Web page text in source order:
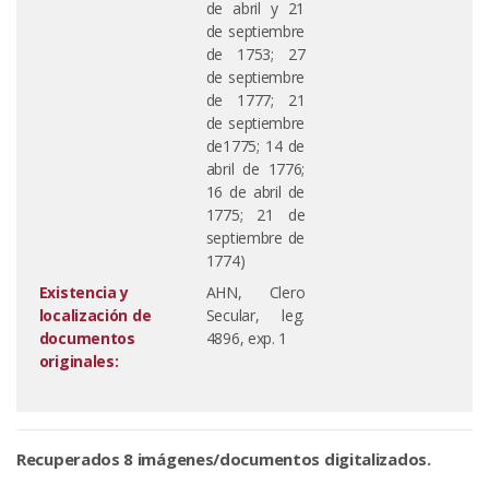
de abril y 21
de septiembre
de 1753; 27
de septiembre
de 1777; 21
de septiembre
de1775; 14 de
abril de 1776;
16 de abril de
1775; 21 de
septiembre de
1774)
Existencia y
localización de
documentos
originales:
AHN, Clero
Secular, leg.
4896, exp. 1
Recuperados 8 imágenes/documentos digitalizados.